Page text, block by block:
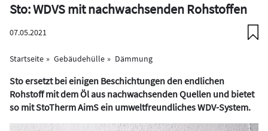
Sto: WDVS mit nachwachsenden Rohstoffen
07.05.2021
Startseite Gebäudehülle Dämmung
Sto ersetzt bei einigen Beschichtungen den endlichen
Rohstoff mit dem Öl aus nachwachsenden Quellen und bietet
so mit StoTherm AimS ein umweltfreundliches WDV-System.